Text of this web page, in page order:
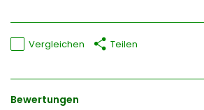
Vergleichen Teilen
Bewertungen